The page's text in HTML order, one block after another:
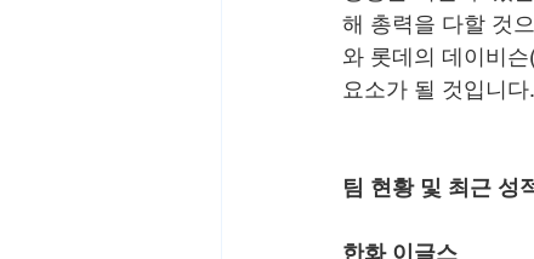
해 총력을 다할 것
와 롯데의 데이비
요소가 될 것입니다.
팀 현황 및 최근 성
한화 이글스